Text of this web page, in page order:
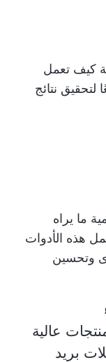
كيف تعمل
لتحقيق نتائج
ما يراه
هذه الأدوات
وتحسين
عالية
بريد